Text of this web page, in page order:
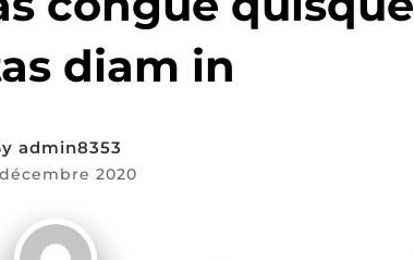
diam in
admin8353
2020